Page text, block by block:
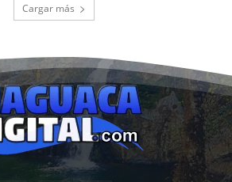
Cargar más